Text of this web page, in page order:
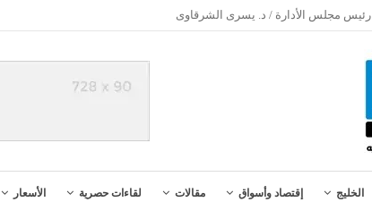
رئيس مجلس الأدارة / د. يسرى الشرقاوى
الخليج إقتصاد وأسواق مقالات لقاءات حصرية الأسعار